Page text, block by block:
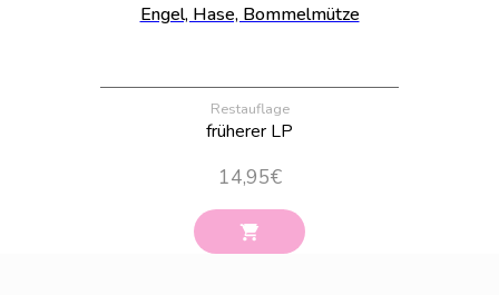
Engel, Hase, Bommelmütze
Restauflage
früherer LP
14,95€